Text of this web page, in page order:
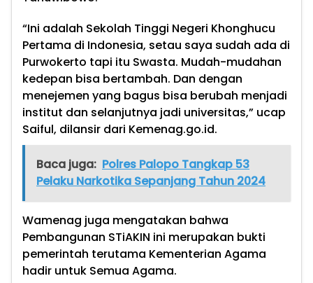
“Ini adalah Sekolah Tinggi Negeri Khonghucu
Pertama di Indonesia, setau saya sudah ada di
Purwokerto tapi itu Swasta. Mudah-mudahan
kedepan bisa bertambah. Dan dengan
menejemen yang bagus bisa berubah menjadi
institut dan selanjutnya jadi universitas,” ucap
Saiful, dilansir dari Kemenag.go.id.
Baca juga: Polres Palopo Tangkap 53
Pelaku Narkotika Sepanjang Tahun 2024
Wamenag juga mengatakan bahwa
Pembangunan STiAKIN ini merupakan bukti
pemerintah terutama Kementerian Agama
hadir untuk Semua Agama.